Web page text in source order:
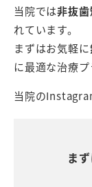
当院では非抜
れています。
まずはお気軽に
に最適な治療プ
当院の
ま